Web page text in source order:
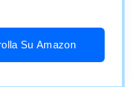
Su Amazon